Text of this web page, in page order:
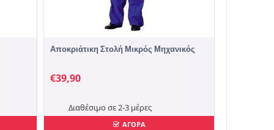
Αποκριάτικη Στολή Μικρός Μηχανικός
€39,90
Διαθέσιμο σε 2-3 μέρες
ΑΓΟΡΑ